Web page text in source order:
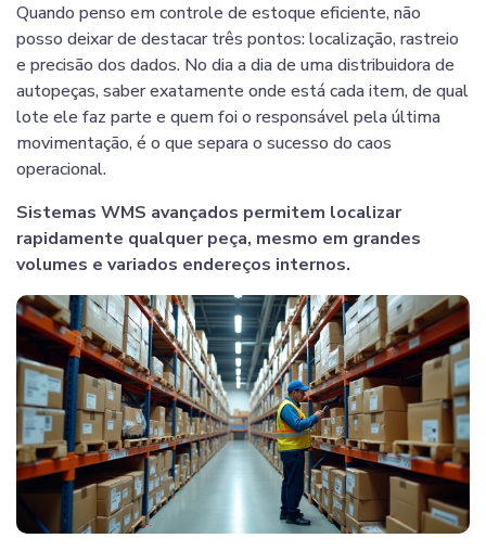
Quando penso em controle de estoque eficiente, não
posso deixar de destacar três pontos: localização, rastreio
e precisão dos dados. No dia a dia de uma distribuidora de
autopeças, saber exatamente onde está cada item, de qual
lote ele faz parte e quem foi o responsável pela última
movimentação, é o que separa o sucesso do caos
operacional.
Sistemas WMS avançados permitem localizar
rapidamente qualquer peça, mesmo em grandes
volumes e variados endereços internos.